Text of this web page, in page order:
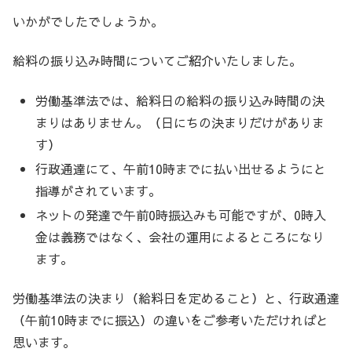
いかがでしたでしょうか。
給料の振り込み時間についてご紹介いたしました。
労働基準法では、給料日の給料の振り込み時間の決
まりはありません。（日にちの決まりだけがありま
す）
行政通達にて、午前10時までに払い出せるようにと
指導がされています。
ネットの発達で午前0時振込みも可能ですが、0時入
金は義務ではなく、会社の運用によるところになり
ます。
労働基準法の決まり（給料日を定めること）と、行政通達
（午前10時までに振込）の違いをご参考いただければと
思います。